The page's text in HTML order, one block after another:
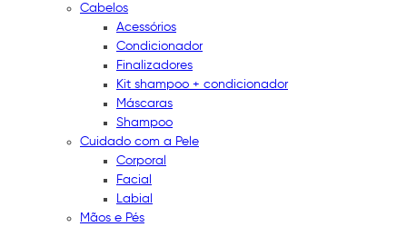
Cabelos
Acessórios
Condicionador
Finalizadores
Kit shampoo + condicionador
Máscaras
Shampoo
Cuidado com a Pele
Corporal
Facial
Labial
Mãos e Pés